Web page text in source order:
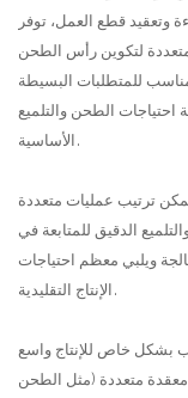
وتعقيد قطع العمل، توفر
للمتطلبات البسيطة
احتياجات الطحن والتلميع
الأساسية.
ترتيب عمليات متعددة
الدقيق للمتابعة في
ويلبي معظم احتياجات
الإنتاج التقليدية.
بشكل خاص للإنتاج واسع
معقدة متعددة (مثل الطحن